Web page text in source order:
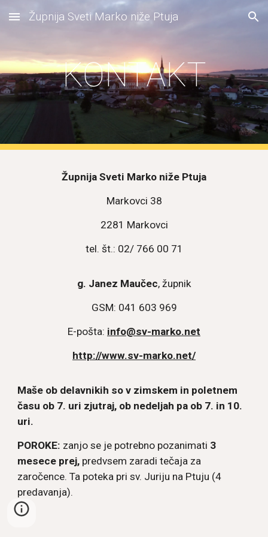
Skip to main content Skip to navigation
Župnija Sveti Marko niže Ptuja
KONTAKT
Župnija Sveti Marko niže Ptuja
Markovci 38
2281 Markovci
tel. št.: 02/ 766 00 71
g. Janez Maučec, župnik
GSM: 041 603 969
E-pošta: info@sv-marko.net
http://www.sv-marko.net/
Maše ob delavnikih so v zimskem in poletnem
času ob 7. uri zjutraj, ob nedeljah pa ob 7. in 10.
uri.
POROKE: zanjo se je potrebno pozanimati 3
mesece prej, predvsem zaradi tečaja za
zaročence. Ta poteka pri sv. Juriju na Ptuju (4
predavanja).